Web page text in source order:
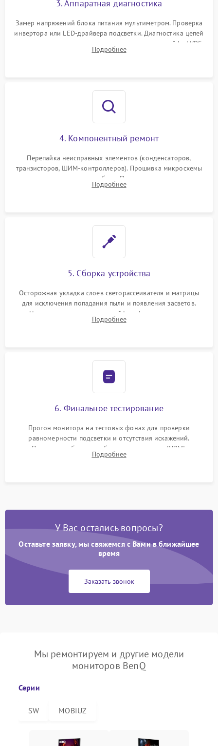
Поломка системы защиты
3. Аппаратная диагностика
Замер напряжений блока питания мультиметром. Проверка
инвертора или LED-драйвера подсветки. Диагностика цепей
питания скалера и тестирование сигналов на шлейфе LVDS
Подробнее
4. Компонентный ремонт
Перепайка неисправных элементов (конденсаторов,
транзисторов, ШИМ-контроллеров). Прошивка микросхемы
памяти при программных сбоях. При поломке подсветки —
разборка матрицы и замена выгоревших светодиодов.
Подробнее
5. Сборка устройства
Осторожная укладка слоев светорассеивателя и матрицы
для исключения попадания пыли и появления засветов.
Надежное подключение шлейфов, фиксация плат и
аккуратное защелкивание пластикового корпуса монитора.
Подробнее
6. Финальное тестирование
Прогон монитора на тестовых фонах для проверки
равномерности подсветки и отсутствия искажений.
Проверка работоспособности всех портов (HDMI,
DisplayPort, VGA) и кнопок управления под нагрузкой в
Подробнее
У Вас остались вопросы?
Оставьте заявку, мы свяжемся с Вами в ближайшее
время
Заказать звонок
Мы ремонтируем и другие модели
мониторов BenQ
Серии
SW MOBIUZ